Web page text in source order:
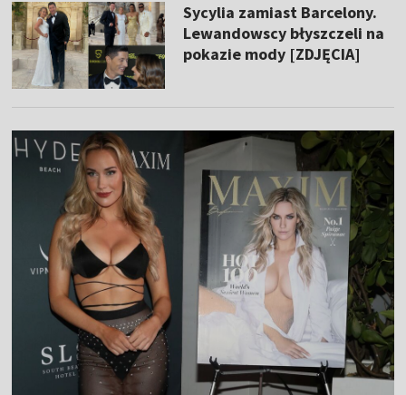
Sycylia zamiast Barcelony.
Lewandowscy błyszczeli na
pokazie mody [ZDJĘCIA]